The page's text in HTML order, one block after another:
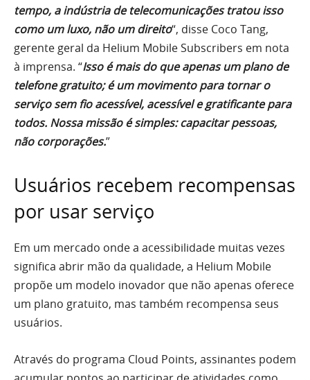
tempo, a indústria de telecomunicações tratou isso
como um luxo, não um direito“, disse Coco Tang,
gerente geral da Helium Mobile Subscribers em nota
à imprensa. “Isso é mais do que apenas um plano de
telefone gratuito; é um movimento para tornar o
serviço sem fio acessível, acessível e gratificante para
todos. Nossa missão é simples: capacitar pessoas,
não corporações.”
Usuários recebem recompensas
por usar serviço
Em um mercado onde a acessibilidade muitas vezes
significa abrir mão da qualidade, a Helium Mobile
propõe um modelo inovador que não apenas oferece
um plano gratuito, mas também recompensa seus
usuários.
Através do programa Cloud Points, assinantes podem